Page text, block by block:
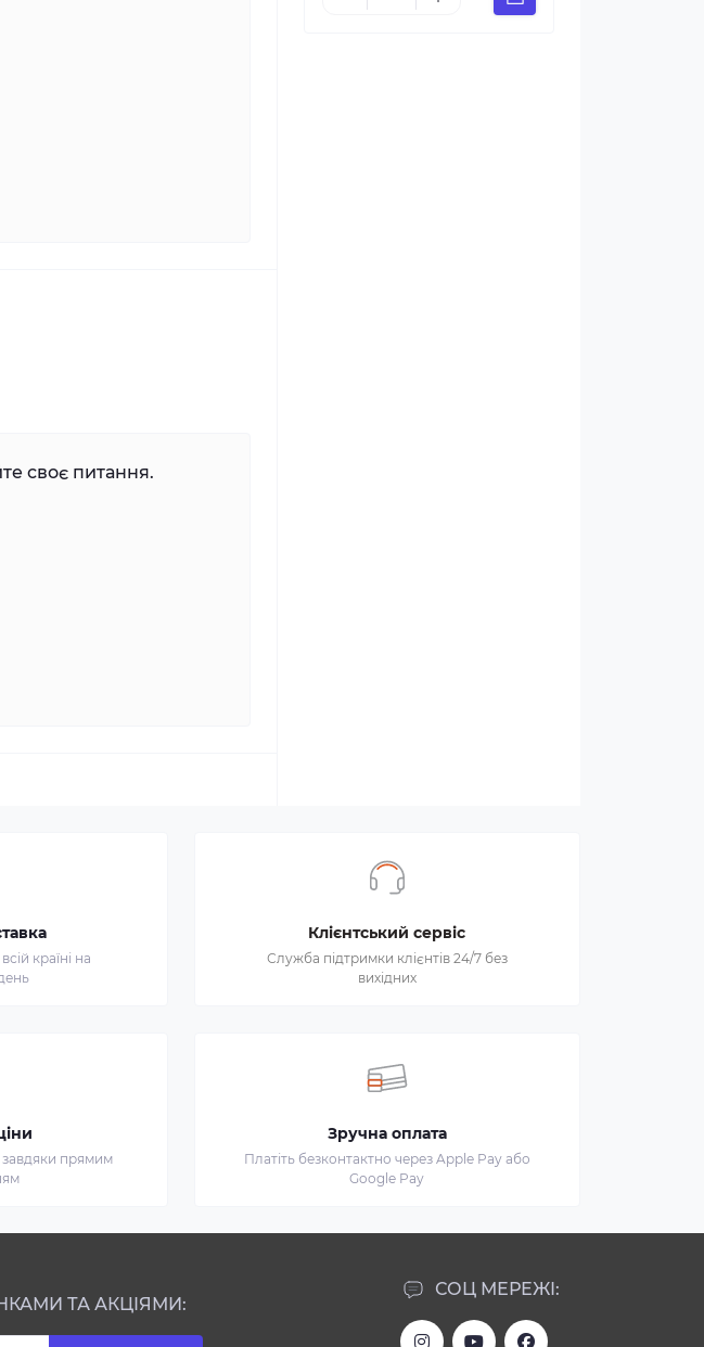
своє питання.
країні на
Клієнтський сервіс
Служба підтримки клієнтів 24/7 без
вихідних
завдяки прямим
Зручна оплата
Платіть безконтактно через Apple Pay або
Google Pay
СОЦ МЕРЕЖІ:
ТА АКЦІЯМИ: